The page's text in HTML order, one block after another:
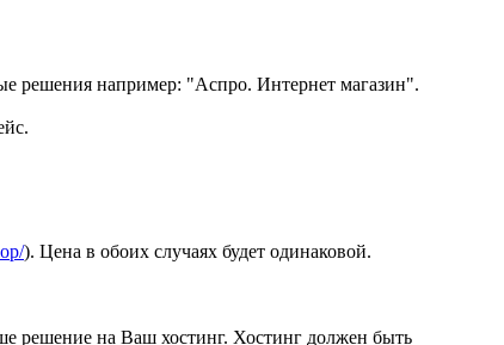
решения например: "Аспро. Интернет магазин".
). Цена в обоих случаях будет одинаковой.
решение на Ваш хостинг. Хостинг должен быть